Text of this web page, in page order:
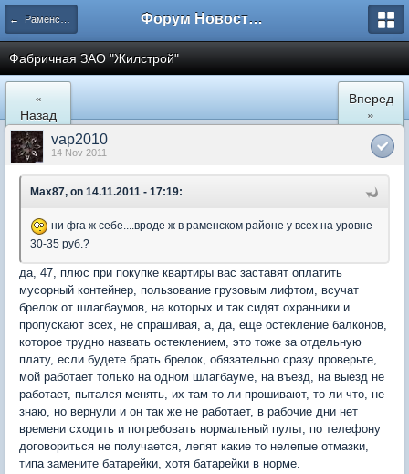
← Раменское Форум Новостройки
Фабричная ЗАО "Жилстрой"
«
Назад
Вперед
»
vap2010
14 Nov 2011
Max87, on 14.11.2011 - 17:19:
ни фга ж себе....вроде ж в раменском районе у всех на уровне
30-35 руб.?
да, 47, плюс при покупке квартиры вас заставят оплатить
мусорный контейнер, пользование грузовым лифтом, всучат
брелок от шлагбаумов, на которых и так сидят охранники и
пропускают всех, не спрашивая, а, да, еще остекление балконов,
которое трудно назвать остеклением, это тоже за отдельную
плату, если будете брать брелок, обязательно сразу проверьте,
мой работает только на одном шлагбауме, на въезд, на выезд не
работает, пытался менять, их там то ли прошивают, то ли что, не
знаю, но вернули и он так же не работает, в рабочие дни нет
времени сходить и потребовать нормальный пульт, по телефону
договориться не получается, лепят какие то нелепые отмазки,
типа замените батарейки, хотя батарейки в норме.